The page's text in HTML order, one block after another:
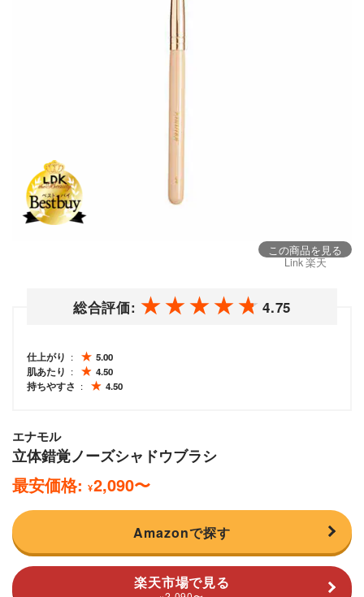
この商品を見る
Link 楽天
総合評価: 4.75
仕上がり
5.00
肌あたり
4.50
持ちやすさ
4.50
エナモル
立体錯覚ノーズシャドウブラシ
最安価格: ¥2,090〜
Amazonで探す
楽天市場で見る